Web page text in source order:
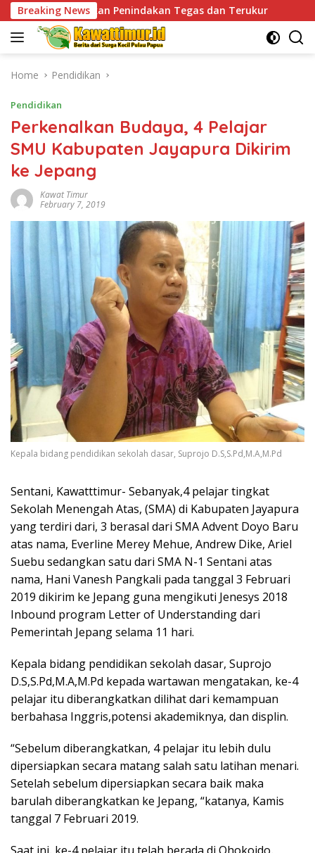
Skip
to
content
Breaking News
Penindakan Tegas dan Terukur Tingkatkan
Home Pendidikan
Pendidikan
Perkenalkan Budaya, 4 Pelajar
SMU Kabupaten Jayapura Dikirim
ke Jepang
Kawat Timur
February 7, 2019
Kepala bidang pendidikan sekolah dasar, Suprojo D.S,S.Pd,M.A,M.Pd
Sentani, Kawatttimur- Sebanyak,4 pelajar tingkat
Sekolah Menengah Atas, (SMA) di Kabupaten Jayapura
yang terdiri dari, 3 berasal dari SMA Advent Doyo Baru
atas nama, Everline Merey Mehue, Andrew Dike, Ariel
Suebu sedangkan satu dari SMA N-1 Sentani atas
nama, Hani Vanesh Pangkali pada tanggal 3 Februari
2019 dikirim ke Jepang guna mengikuti Jenesys 2018
Inbound program Letter of Understanding dari
Pemerintah Jepang selama 11 hari.
Kepala bidang pendidikan sekolah dasar, Suprojo
D.S,S.Pd,M.A,M.Pd kepada wartawan mengatakan, ke-4
pelajar itu diberangkatkan dilihat dari kemampuan
berbahasa Inggris,potensi akademiknya, dan displin.
“Sebelum diberangkatkan, 4 pelajar itu lebih dulu
dipersiapkan secara matang salah satu latihan menari.
Setelah sebelum dipersiapkan secara baik maka
barulah diberangkatkan ke Jepang, “katanya, Kamis
tanggal 7 Februari 2019.